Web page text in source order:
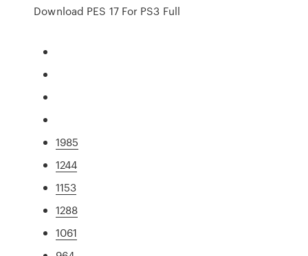
Download PES 17 For PS3 Full
1985
1244
1153
1288
1061